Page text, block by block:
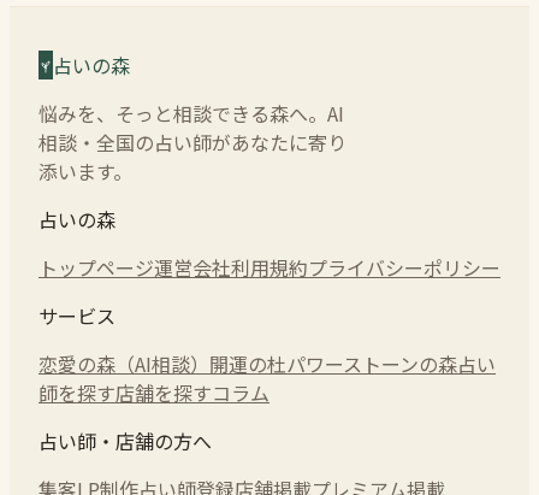
占いの森
悩みを、そっと相談できる森へ。AI
相談・全国の占い師があなたに寄り
添います。
占いの森
トップページ運営会社利用規約プライバシーポリシー
サービス
恋愛の森（AI相談） 開運の杜パワーストーンの森占い
師を探す店舗を探すコラム
占い師・店舗の方へ
集客LP制作占い師登録店舗掲載プレミアム掲載